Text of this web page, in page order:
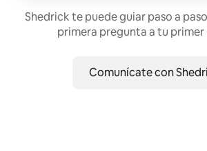
Shedrick te puede guiar paso a
primera pregunta a tu primer
Comunícate con